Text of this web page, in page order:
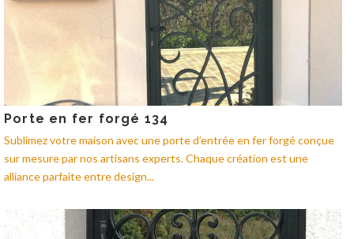
Porte en fer forgé 134
Sublimez votre maison avec une porte d’entrée en fer forgé conçue
sur mesure par nos artisans experts. Chaque création est une
alliance parfaite entre design...